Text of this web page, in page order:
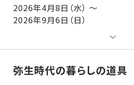
2026年4月8日（水） ～
2026年9月6日（日）
弥生時代の暮らしの道具